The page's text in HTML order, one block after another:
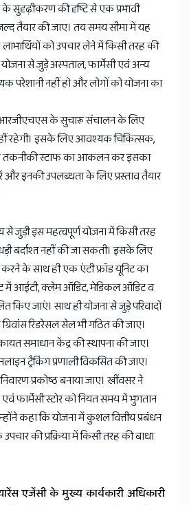
सुदृढ़ीकरण की दृष्टि से एक प्रभावी
तैयार की जाए। तय समय सीमा में यह
को उपचार लेने में किसी तरह की
योजना से जुड़े अस्पताल, फार्मेसी एवं अन्य
परेशानी नहीं हो और लोगों को योजना का
आरजीएचएस के सुचारू संचालन के लिए
रहेगी। इसके लिए आवश्यक चिकित्सक,
तकनीकी स्टाफ का आकलन कर इसका
और इनकी उपलब्धता के लिए प्रस्ताव तैयार
जुड़ी इस महत्वपूर्ण योजना में किसी तरह
बर्दाश्त नहीं की जा सकती। इसके लिए
के साथ ही एक एंटी फ्रॉड यूनिट का
में आईटी, क्लेम ऑडिट, मेडिकल ऑडिट व
किए जाएं। साथ ही योजना से जुड़े परिवादों
रिडरेसल सेल भी गठित की जाए।
समाधान केंद्र की स्थापना की जाए।
ट्रैकिंग प्रणाली विकसित की जाए।
प्रकोष्ठ बनाया जाए। खींवसर ने
फार्मेसी स्टोर को नियत समय में भुगतान
कहा कि योजना में कुशल वित्तीय प्रबंधन
की प्रक्रिया में किसी तरह की बाधा
एजेंसी के मुख्य कार्यकारी अधिकारी